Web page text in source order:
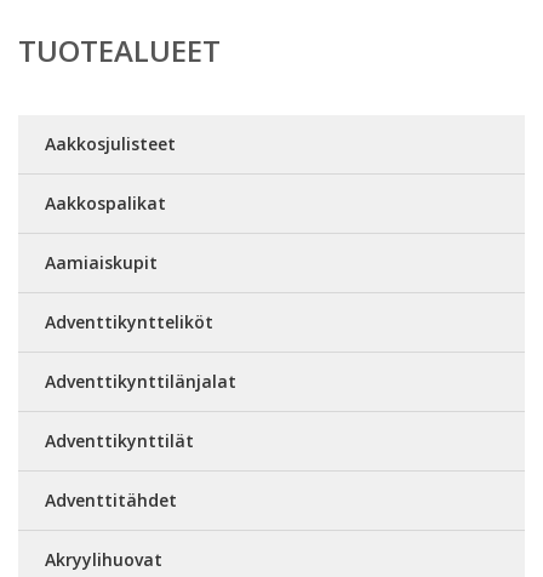
TUOTEALUEET
Aakkosjulisteet
Aakkospalikat
Aamiaiskupit
Adventtikyntteliköt
Adventtikynttilänjalat
Adventtikynttilät
Adventtitähdet
Akryylihuovat